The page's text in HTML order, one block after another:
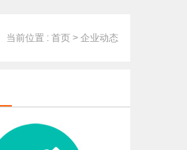
当前位置 : 首页 > 企业动态